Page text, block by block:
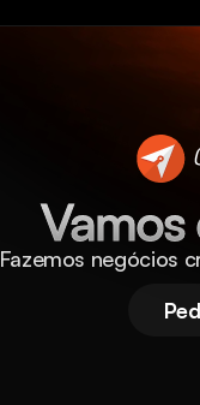
Fazemos negócios